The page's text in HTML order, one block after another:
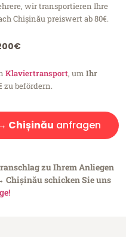
wir transportieren Ihre
Chișinău preiswert ab 80€.
Klaviertransport, um Ihr
zu befördern.
Chișinău anfragen
zu Ihrem Anliegen
Chișinău schicken Sie uns